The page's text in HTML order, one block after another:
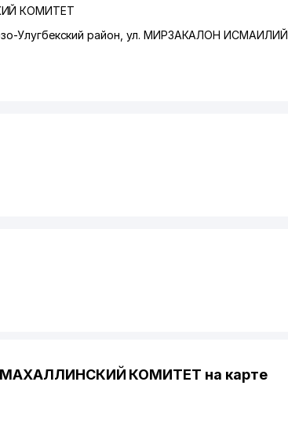
КОМИТЕТ
Улугбекский район ул. МИРЗАКАЛОН ИСМАИЛИЙ
КОМИТЕТ на карте